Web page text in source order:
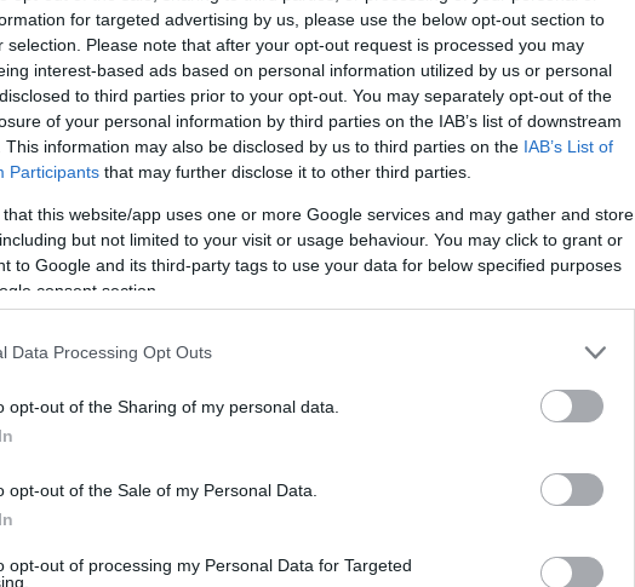
for targeted advertising by us, please use the below opt-out section to
selection. Please note that after your opt-out request is processed you may
interest-based ads based on personal information utilized by us or personal
to third parties prior to your opt-out. You may separately opt-out of the
of your personal information by third parties on the IAB’s list of downstream
This information may also be disclosed by us to third parties on the IAB’s List of
Participants that may further disclose it to other third parties.
that this website/app uses one or more Google services and may gather and store
but not limited to your visit or usage behaviour. You may click to grant or
to Google and its third-party tags to use your data for below specified purposes
consent section.
Data Processing Opt Outs
opt-out of the Sharing of my personal data.
opt-out of the Sale of my Personal Data.
opt-out of processing my Personal Data for Targeted
unfollow
τελευταίες